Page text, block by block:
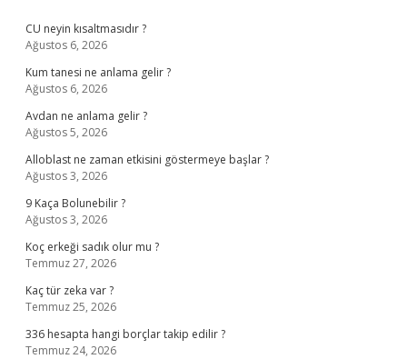
CU neyin kısaltmasıdır ?
Ağustos 6, 2026
Kum tanesi ne anlama gelir ?
Ağustos 6, 2026
Avdan ne anlama gelir ?
Ağustos 5, 2026
Alloblast ne zaman etkisini göstermeye başlar ?
Ağustos 3, 2026
9 Kaça Bolunebilir ?
Ağustos 3, 2026
Koç erkeği sadık olur mu ?
Temmuz 27, 2026
Kaç tür zeka var ?
Temmuz 25, 2026
336 hesapta hangi borçlar takip edilir ?
Temmuz 24, 2026